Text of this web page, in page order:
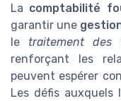
La comptabilité
garantir une
le traitement des
renforçant les
peuvent espérer
Les défis auxquels